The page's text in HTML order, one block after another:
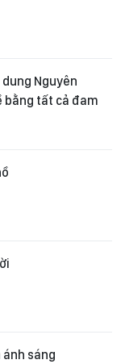
Nguyên
bằng tất cả đam
sáng